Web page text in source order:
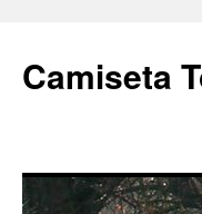
Camiseta